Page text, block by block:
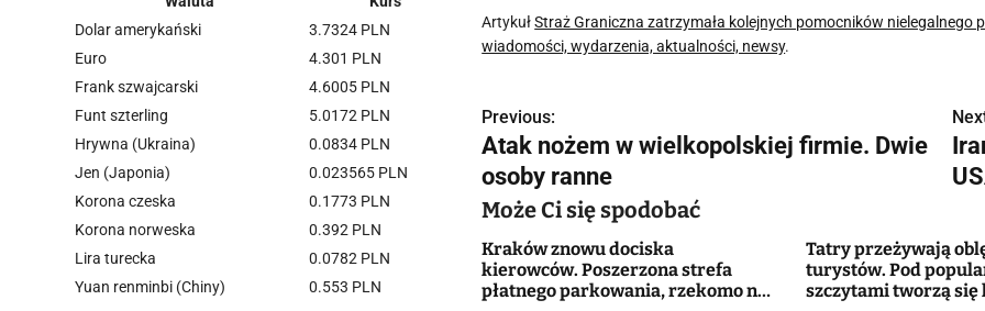
ArtykułStraż Graniczna zatrzymała kolejnych pomocników nielegalnego
wiadomości, wydarzenia, aktualności, newsy.
N
a
w
i
g
Previous:
Atak nożem w wielkopolskiej firmie. Dwie
osoby ranne
Może Ci się spodobać
Kraków znowu dociska
kierowców. Poszerzona strefa
płatnego parkowania, rzekomo na
Tatry przeżywają
turystów. Pod
szczytami tworzą
Dolar amerykański
3.7324 PLN
Euro
4.301 PLN
Frank szwajcarski
4.6005 PLN
Funt szterling
5.0172 PLN
Hrywna (Ukraina)
0.0834 PLN
Jen (Japonia)
0.023565 PLN
Korona czeska
0.1773 PLN
Korona norweska
0.392 PLN
Lira turecka
0.0782 PLN
Yuan renminbi (Chiny)
0.553 PLN